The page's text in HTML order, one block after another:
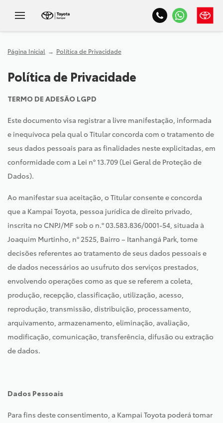
Página Inicial Política de Privacidade
Política de Privacidade
TERMO DE ADESÃO LGPD
Este documento visa registrar a livre manifestação, informada
e inequívoca pela qual o Titular concorda com o tratamento de
seus dados pessoais para as finalidades neste explicitadas, em
conformidade com a Lei nº 13.709 (Lei Geral de Proteção de
Dados).
Ao manifestar sua aceitação, o Titular consente e concorda
que a Kampai Toyota, pessoa jurídica de direito privado,
inscrita no CNPJ/MF sob o n.º 03.583.836/0001-54, situada à
Joaquim Murtinho, nº 2525, Bairro – Itanhangá Park, tome
decisões referentes ao tratamento de seus dados pessoais e
de dados necessários ao usufruto dos serviços prestados,
envolvendo operações como as que se referem a coleta,
produção, recepção, classificação, utilização, acesso,
reprodução, transmissão, distribuição, processamento,
arquivamento, armazenamento, eliminação, avaliação,
modificação, comunicação, transferência, difusão ou extração
de dados.
Dados Pessoais
Para fins deste consentimento, a Kampai Toyota poderá tomar